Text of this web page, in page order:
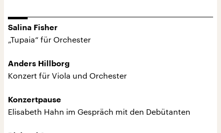
Salina Fisher
„Tupaia“ für Orchester
Anders Hillborg
Konzert für Viola und Orchester
Konzertpause
Elisabeth Hahn im Gespräch mit den Debütanten